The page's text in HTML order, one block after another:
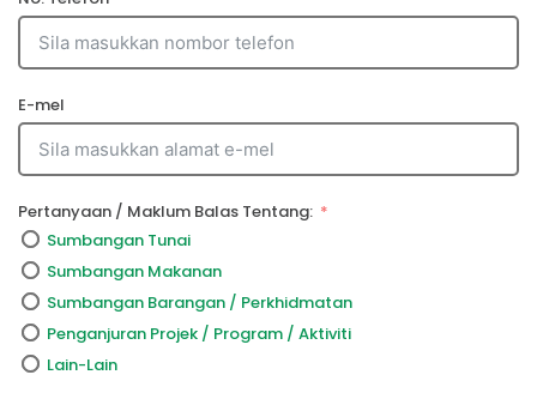
E-mel
Pertanyaan / Maklum Balas Tentang:
Sumbangan Tunai
Sumbangan Makanan
Sumbangan Barangan / Perkhidmatan
Penganjuran Projek / Program / Aktiviti
Lain-Lain